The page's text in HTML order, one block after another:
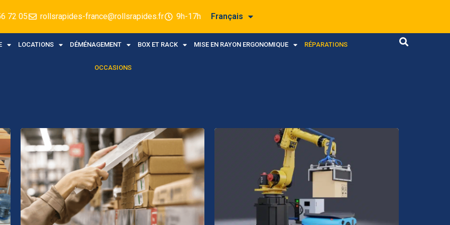
72 05 rollsrapides-france@rollsrapides.fr 9h-17h Français
LOCATIONS DÉMÉNAGEMENT BOX ET RACK MISE EN RAYON ERGONOMIQUE RÉPARATIONS
OCCASIONS